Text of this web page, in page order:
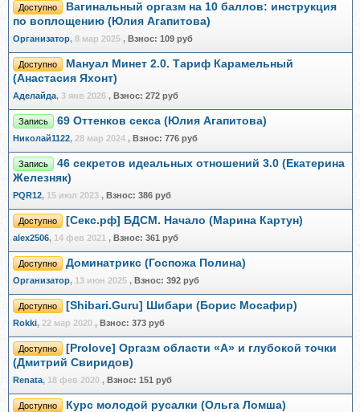
Доступно
Вагинальный оргазм на 10 баллов: инструкция
по воплощению (Юлия Агапитова)
Организатор, 8 мар 2025 , Взнос: 109 руб
Доступно
Мануал Минет 2.0. Тариф Карамельный
(Анастасия Яхонт)
Аделайда, 3 янв 2026 , Взнос: 272 руб
Запись 69 Оттенков секса (Юлия Агапитова)
Николай1122, 28 мар 2024 , Взнос: 776 руб
Запись
46 секретов идеальных отношений 3.0 (Екатерина
Железняк)
PQR12, 15 июл 2023 , Взнос: 386 руб
Доступно [Секс.рф] БДСМ. Начало (Марина Картун)
alex2506, 14 фев 2021 , Взнос: 361 руб
Доступно Доминатрикс (Госпожа Полина)
Организатор, 13 июн 2025 , Взнос: 392 руб
Доступно [Shibari.Guru] Шибари (Борис Мосафир)
Rokki, 22 мар 2020 , Взнос: 373 руб
Доступно
[Prolove] Оргазм области «A» и глубокой точки
(Дмитрий Свиридов)
Renata, 18 фев 2020 , Взнос: 151 руб
Доступно Курс молодой русалки (Ольга Ломша)